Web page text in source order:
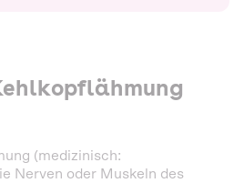
(medizinisch:
Nerven oder Muskeln des